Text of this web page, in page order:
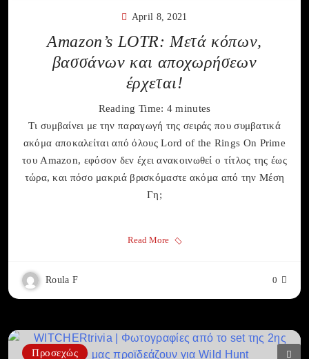
April 8, 2021
Amazon’s LOTR: Μετά κόπων,
βασσάνων και αποχωρήσεων
έρχεται!
Reading Time: 4 minutes
Tι συμβαίνει με την παραγωγή της σειράς που συμβατικά
ακόμα αποκαλείται από όλους Lord of the Rings On Prime
του Amazon, εφόσον δεν έχει ανακοινωθεί ο τίτλος της έως
τώρα, και πόσο μακριά βρισκόμαστε ακόμα από την Μέση
Γη;
Read More
Roula F 0
Προσεχώς